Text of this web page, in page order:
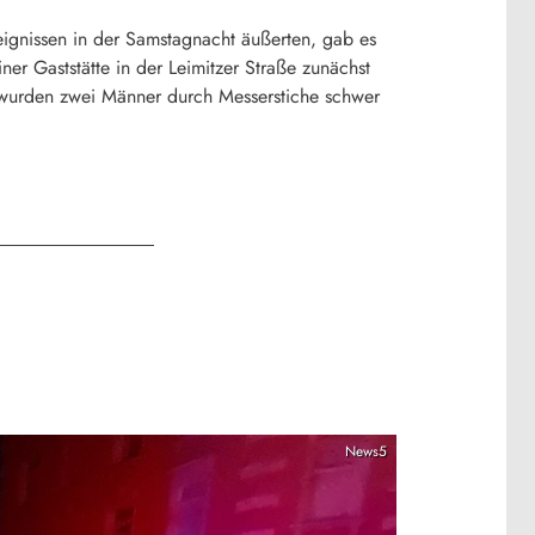
in der Samstagnacht äußerten, gab es
Gaststätte in der Leimitzer Straße zunächst
zwei Männer durch Messerstiche schwer
News5